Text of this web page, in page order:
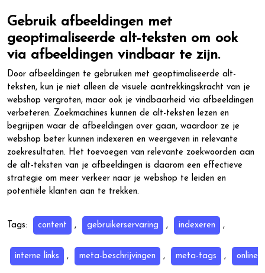
Gebruik afbeeldingen met
geoptimaliseerde alt-teksten om ook
via afbeeldingen vindbaar te zijn.
Door afbeeldingen te gebruiken met geoptimaliseerde alt-
teksten, kun je niet alleen de visuele aantrekkingskracht van je
webshop vergroten, maar ook je vindbaarheid via afbeeldingen
verbeteren. Zoekmachines kunnen de alt-teksten lezen en
begrijpen waar de afbeeldingen over gaan, waardoor ze je
webshop beter kunnen indexeren en weergeven in relevante
zoekresultaten. Het toevoegen van relevante zoekwoorden aan
de alt-teksten van je afbeeldingen is daarom een effectieve
strategie om meer verkeer naar je webshop te leiden en
potentiële klanten aan te trekken.
Tags: content , gebruikerservaring , indexeren ,
interne links , meta-beschrijvingen , meta-tags , online